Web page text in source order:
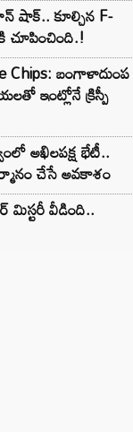
షాక్.. కూల్చిన F-
చూపించింది.!
Chips: బంగాళాదుంప
ఇంట్లోనే క్రిస్పీ
అఖిలపక్ష భేటీ..
చేసే అవకాశం
మిస్టరీ వీడింది..